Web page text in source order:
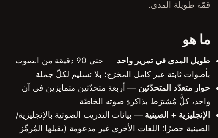
Parakeet TDT
Parakeet EOU
MOSS Transcribe Diarize
— حتى 90 دقيقة من الصوت
بلا تسليم لكلّ جملة
متحدّثين متمايزين في آن
الخاصّة
التدريب الصوتية بالإنجليزية/
غير مدعومة (يقبلها المُرمِّز